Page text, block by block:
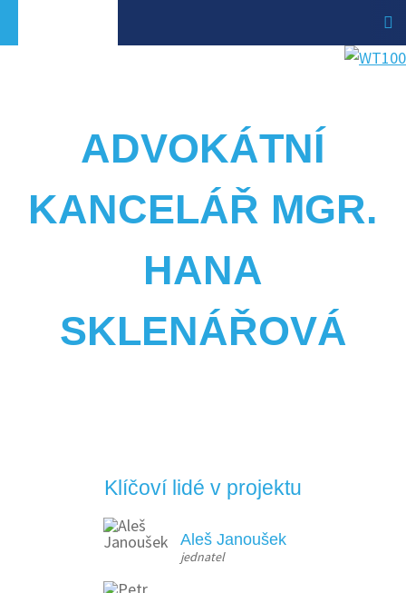
ADVOKÁTNÍ
KANCELÁŘ MGR.
HANA
SKLENÁŘOVÁ
Klíčoví lidé v projektu
Aleš Janoušek
jednatel